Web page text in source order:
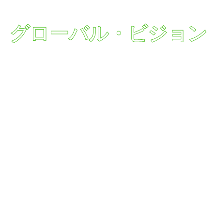
グローバル・ビジョン